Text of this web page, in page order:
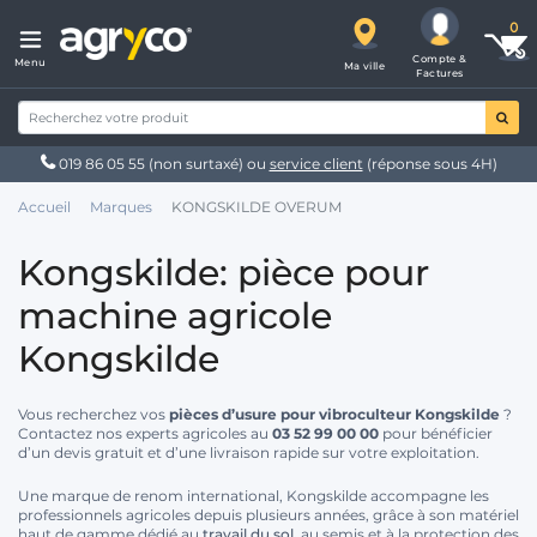
Menu Ma ville
Compte &
Factures
019 86 05 55 (non surtaxé) ou service client(réponse sous 4H)
Accueil Marques KONGSKILDE OVERUM
Kongskilde: pièce pour
machine agricole
Kongskilde
Vous recherchez vos pièces d’usure pour vibroculteur Kongskilde ?
Contactez nos experts agricoles au 03 52 99 00 00 pour bénéficier
d’un devis gratuit et d’une livraison rapide sur votre exploitation.
Une marque de renom international, Kongskilde accompagne les
professionnels agricoles depuis plusieurs années, grâce à son matériel